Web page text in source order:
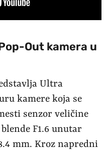
Out kamera u
Ultra
kamere koja se
senzor veličine
F1.6 unutar
mm. Kroz napredni